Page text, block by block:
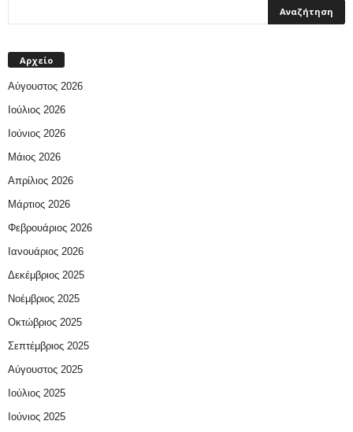
Αρχείο
Αύγουστος 2026
Ιούλιος 2026
Ιούνιος 2026
Μάιος 2026
Απρίλιος 2026
Μάρτιος 2026
Φεβρουάριος 2026
Ιανουάριος 2026
Δεκέμβριος 2025
Νοέμβριος 2025
Οκτώβριος 2025
Σεπτέμβριος 2025
Αύγουστος 2025
Ιούλιος 2025
Ιούνιος 2025